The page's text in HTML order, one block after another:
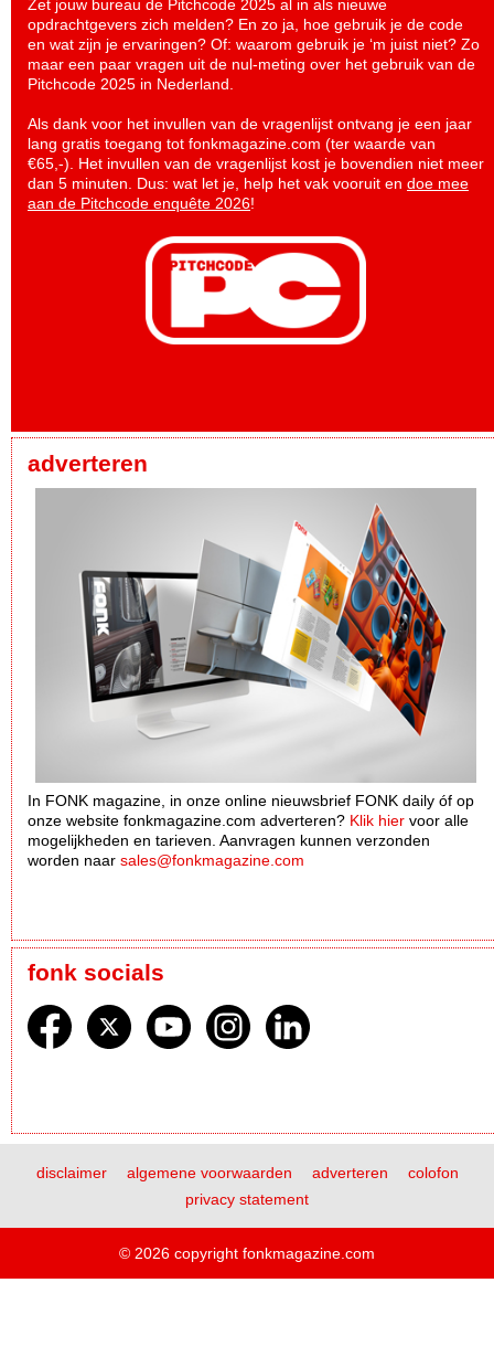
Zet jouw bureau de Pitchcode 2025 al in als nieuwe
opdrachtgevers zich melden? En zo ja, hoe gebruik je de code
en wat zijn je ervaringen? Of: waarom gebruik je ‘m juist niet? Zo
maar een paar vragen uit de nul-meting over het gebruik van de
Pitchcode 2025 in Nederland.
Als dank voor het invullen van de vragenlijst ontvang je een jaar
lang gratis toegang tot fonkmagazine.com (ter waarde van
€65,-). Het invullen van de vragenlijst kost je bovendien niet meer
dan 5 minuten. Dus: wat let je, help het vak vooruit en doe mee
aan de Pitchcode enquête 2026!
adverteren
In FONK magazine, in onze online nieuwsbrief FONK daily óf op
onze website fonkmagazine.com adverteren? Klik hier voor alle
mogelijkheden en tarieven. Aanvragen kunnen verzonden
worden naar sales@fonkmagazine.com
fonk socials
disclaimer algemene voorwaarden adverteren
colofon
privacy statement
© 2026 copyright fonkmagazine.com